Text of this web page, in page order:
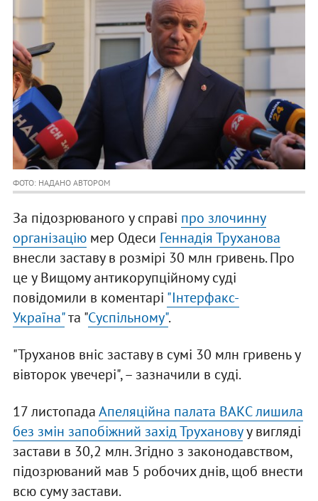
ФОТО: НАДАНО АВТОРОМ
За підозрюваного у справі про злочинну
організаціюмер Одеси Геннадія Труханова
внесли заставу в розмірі 30 млн гривень. Про
це у Вищому антикорупційному суді
повідомили в коментарі "Інтерфакс-
Україна"та "Суспільному".
"Труханов вніс заставу в сумі 30 млн гривень у
вівторок увечері", – зазначили в суді.
17 листопадаАпеляційна палата ВАКС лишила
без змін запобіжний захід Трухановуу вигляді
застави в 30,2 млн. Згідно з законодавством,
підозрюваний мав 5 робочих днів, щоб внести
всю суму застави.